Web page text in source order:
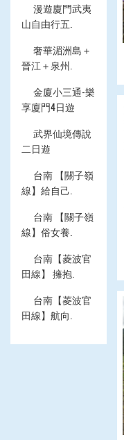
漫遊廈門武夷
山自由行五.
奢華湄洲島＋
晉江＋泉州.
金廈小三通-樂
享廈門4日遊
武界仙境傳說
二日遊
台南 【關子嶺
線】給自己.
台南 【關子嶺
線】俗女養.
台南【菱波官
田線】 擁抱.
台南【菱波官
田線】航向.